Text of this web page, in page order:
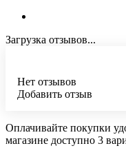
Загрузка отзывов...
Нет отзывов
Добавить отзыв
Оплачивайте покупки
магазине доступно 3